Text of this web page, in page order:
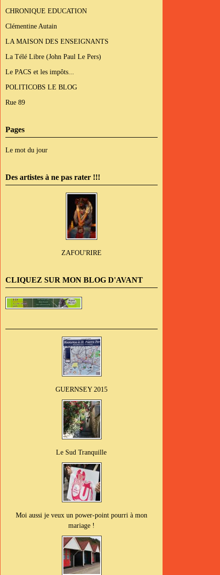
CHRONIQUE EDUCATION
Clémentine Autain
LA MAISON DES ENSEIGNANTS
La Télé Libre (John Paul Le Pers)
Le PACS et les impôts...
POLITICOBS LE BLOG
Rue 89
Pages
Le mot du jour
Des artistes à ne pas rater !!!
ZAFOU'RIRE
CLIQUEZ SUR MON BLOG D'AVANT
GUERNSEY 2015
Le Sud Tranquille
Moi aussi je veux un power-point pourri à mon
mariage !